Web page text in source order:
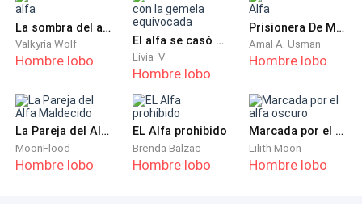
Que en algún lugar, algo había cambiado.
Y su destino estaba a punto de entrelazarse con el de
una mujer que nunca había visto antes.
Emma salió de la clínica con el corazón acelerado.
Los análisis lo confirmaban: su embarazo no era
La sombra del alfa
Valkyria Wolf
Hombre lobo
El alfa se casó con la gemela equivocada
Lívia_V
Hombre lobo
Prisionera De Mi Alfa
Amal A. Usman
Hombre lobo
La Pareja del Alfa Maldecido
MoonFlood
Hombre lobo
EL Alfa prohibido
Brenda Balzac
Hombre lobo
Marcada por el alfa oscuro
Lilith Moon
Hombre lobo